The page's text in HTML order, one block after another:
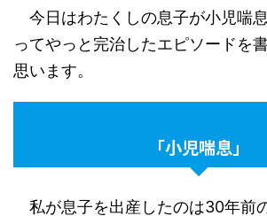
今日はわたくしの息子が小児喘
ってやっと完治したエピソードを
思います。
「小児喘息」
私が息子を出産したのは30年前